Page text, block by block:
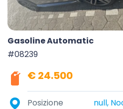
Gasoline Automatic
#08239
€ 24.500
Posizione null,